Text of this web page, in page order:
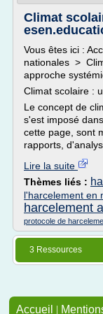
Climat
Vous êtes ici :
nationales >
approche
Climat scolaire :
Le concept de
s'est imposé
cette page, sont
rapports,
Lire la suite
Thèmes liés :
l'harcelement en
harcelement
protocole de
3 Ressources
Accueil |